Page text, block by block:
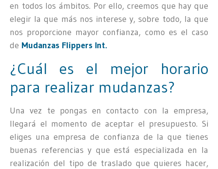
en todos los ámbitos. Por ello, creemos que hay que
elegir la que más nos interese y, sobre todo, la que
nos proporcione mayor confianza, como es el caso
de Mudanzas Flippers Int.
¿Cuál es el mejor horario
para realizar mudanzas?
Una vez te pongas en contacto con la empresa,
llegará el momento de aceptar el presupuesto. Si
eliges una empresa de confianza de la que tienes
buenas referencias y que está especializada en la
realización del tipo de traslado que quieres hacer,